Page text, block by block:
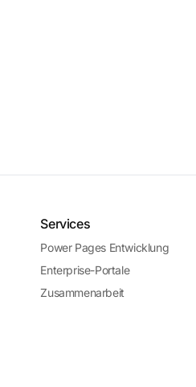
Services
Power Pages Entwicklung
Enterprise-Portale
Zusammenarbeit